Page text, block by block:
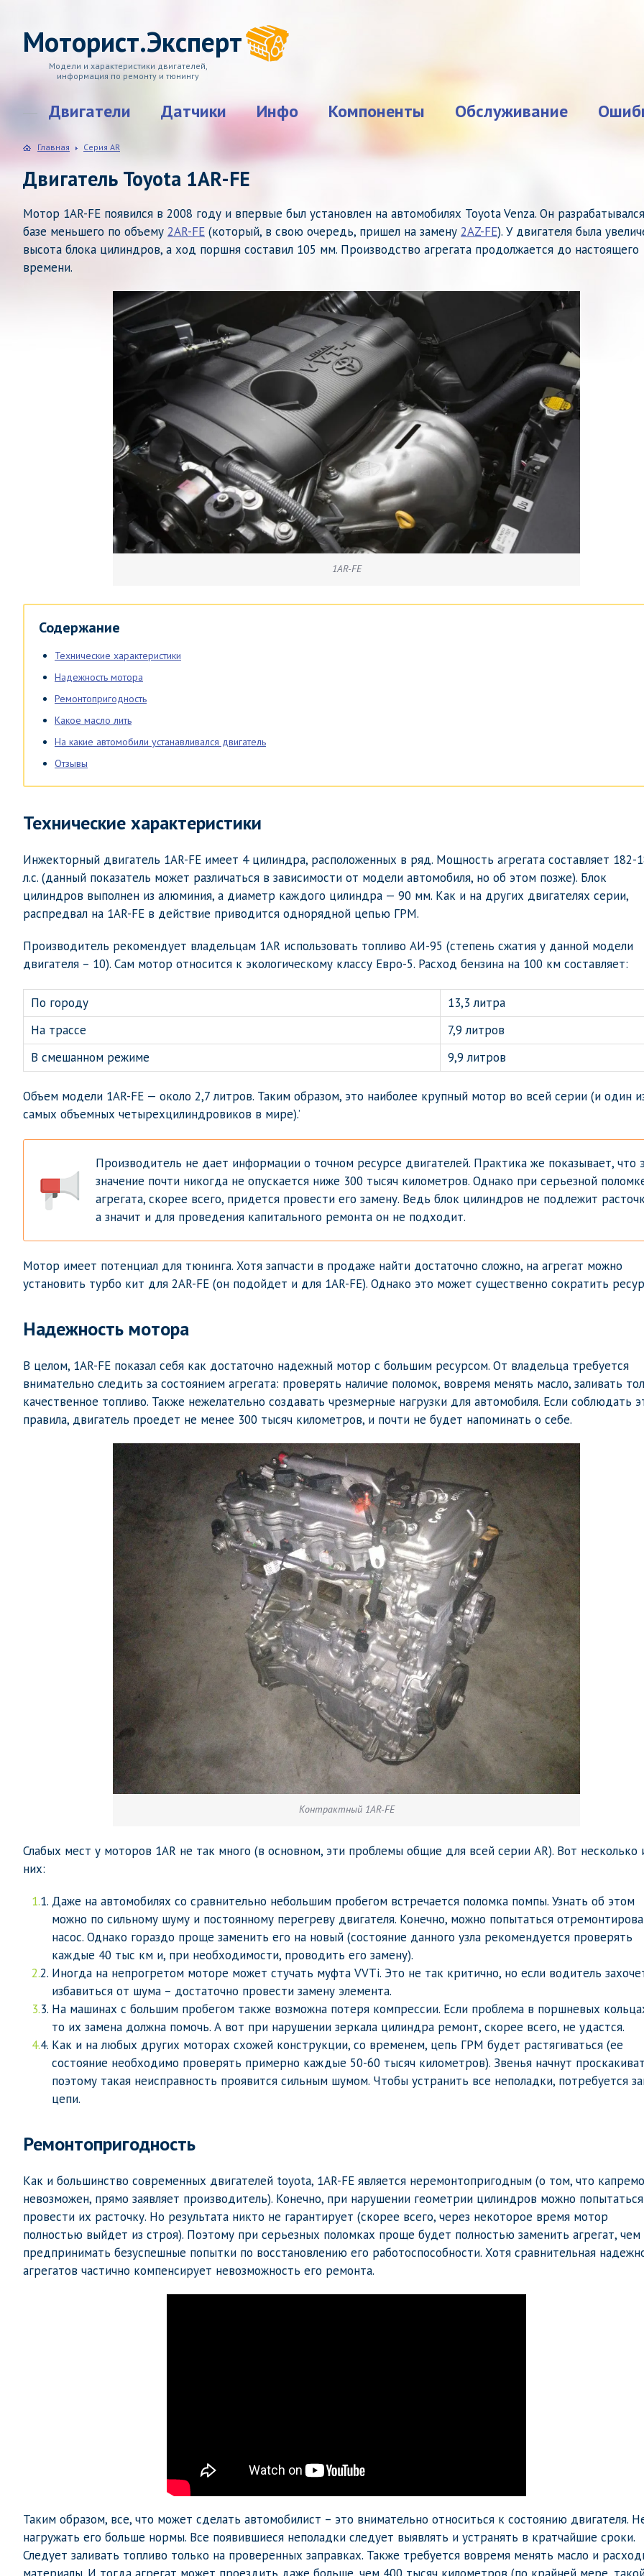
Моторист.Эксперт
Модели и характеристики двигателей,
информация по ремонту и тюнингу
Двигатели Датчики Инфо Компоненты Обслуживание
Главная Серия AR
Двигатель Toyota 1AR-FE
Мотор 1AR-FE появился в 2008 году и впервые был установлен на автомобилях Toyota Venza. Он
базе меньшего по объему 2AR-FE (который, в свою очередь, пришел на замену 2AZ-FE). У двигателя была
высота блока цилиндров, а ход поршня составил 105 мм. Производство агрегата продолжается до настоящего
времени.
1AR-FE
Содержание
Технические характеристики
Надежность мотора
Ремонтопригодность
Какое масло лить
На какие автомобили устанавливался двигатель
Отзывы
Технические характеристики
Инжекторный двигатель 1AR-FE имеет 4 цилиндра, расположенных в ряд. Мощность агрегата составляет 182-
л.с. (данный показатель может различаться в зависимости от модели автомобиля, но об этом позже). Блок
цилиндров выполнен из алюминия, а диаметр каждого цилиндра — 90 мм. Как и на других двигателях серии,
распредвал на 1AR-FE в действие приводится однорядной цепью ГРМ.
Производитель рекомендует владельцам 1AR использовать топливо АИ-95 (степень сжатия у данной модели
двигателя – 10). Сам мотор относится к экологическому классу Евро-5. Расход бензина на 100 км составляет:
По городу
13,3 литра
На трассе
7,9 литров
В смешанном режиме
9,9 литров
Объем модели 1AR-FE — около 2,7 литров. Таким образом, это наиболее крупный мотор во всей серии (и один
самых объемных четырехцилиндровиков в мире).’
Производитель не дает информации о точном ресурсе двигателей. Практика же показывает, что
значение почти никогда не опускается ниже 300 тысяч километров. Однако при серьезной
агрегата, скорее всего, придется провести его замену. Ведь блок цилиндров не подлежит
а значит и для проведения капитального ремонта он не подходит.
Мотор имеет потенциал для тюнинга. Хотя запчасти в продаже найти достаточно сложно, на агрегат можно
установить турбо кит для 2AR-FE (он подойдет и для 1AR-FE). Однако это может существенно сократить
Надежность мотора
В целом, 1AR-FE показал себя как достаточно надежный мотор с большим ресурсом. От владельца требуется
внимательно следить за состоянием агрегата: проверять наличие поломок, вовремя менять масло, заливать
качественное топливо. Также нежелательно создавать чрезмерные нагрузки для автомобиля. Если соблюдать
правила, двигатель проедет не менее 300 тысяч километров, и почти не будет напоминать о себе.
Контрактный 1AR-FE
Слабых мест у моторов 1AR не так много (в основном, эти проблемы общие для всей серии AR). Вот несколько
них:
Даже на автомобилях со сравнительно небольшим пробегом встречается поломка помпы. Узнать об этом
можно по сильному шуму и постоянному перегреву двигателя. Конечно, можно попытаться
насос. Однако гораздо проще заменить его на новый (состояние данного узла рекомендуется проверять
каждые 40 тыс км и, при необходимости, проводить его замену).
Иногда на непрогретом моторе может стучать муфта VVTi. Это не так критично, но если водитель
избавиться от шума – достаточно провести замену элемента.
На машинах с большим пробегом также возможна потеря компрессии. Если проблема в поршневых
то их замена должна помочь. А вот при нарушении зеркала цилиндра ремонт, скорее всего, не удастся.
Как и на любых других моторах схожей конструкции, со временем, цепь ГРМ будет растягиваться (ее
состояние необходимо проверять примерно каждые 50-60 тысяч километров). Звенья начнут
поэтому такая неисправность проявится сильным шумом. Чтобы устранить все неполадки, потребуется
цепи.
Ремонтопригодность
Как и большинство современных двигателей toyota, 1AR-FE является неремонтопригодным (о том, что
невозможен, прямо заявляет производитель). Конечно, при нарушении геометрии цилиндров можно попытаться
провести их расточку. Но результата никто не гарантирует (скорее всего, через некоторое время мотор
полностью выйдет из строя). Поэтому при серьезных поломках проще будет полностью заменить агрегат, чем
предпринимать безуспешные попытки по восстановлению его работоспособности. Хотя сравнительная
агрегатов частично компенсирует невозможность его ремонта.
Таким образом, все, что может сделать автомобилист – это внимательно относиться к состоянию двигателя.
нагружать его больше нормы. Все появившиеся неполадки следует выявлять и устранять в кратчайшие сроки.
Следует заливать топливо только на проверенных заправках. Также требуется вовремя менять масло и